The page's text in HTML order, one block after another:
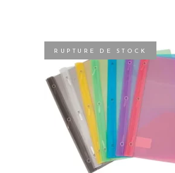
RUPTURE DE STOCK